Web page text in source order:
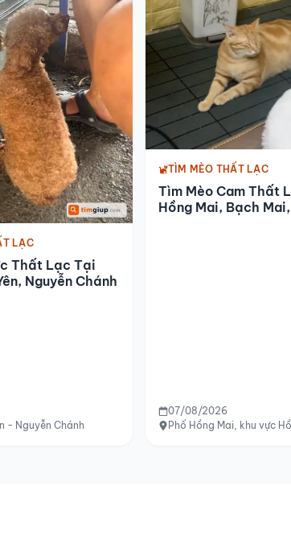
LẠC
Thất Lạc Tại
Nguyễn Chánh
- Nguyễn Chánh
TÌM MÈO THẤT LẠC
Tìm Mèo Cam Thất
Hồng Mai, Bạch
07/08/2026
Phố Hồng Mai, khu vực